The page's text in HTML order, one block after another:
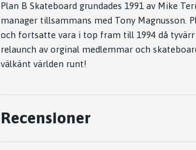
Plan B Skateboard grundades 1991 av Mike
manager tillsammans med Tony Magnusson.
och fortsatte vara i top fram till 1994 då tyvärr
relaunch av orginal medlemmar och
välkänt världen runt!
Recensioner